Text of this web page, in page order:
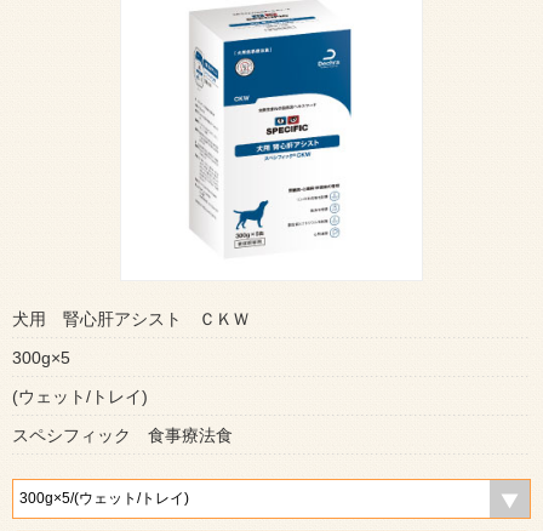
犬用 腎心肝アシスト ＣＫＷ
300g×5
(ウェット/トレイ)
スペシフィック 食事療法食